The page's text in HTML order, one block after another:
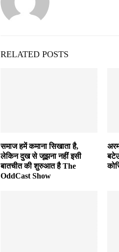
RELATED POSTS
समाज हमें कमाना सिखाता है,
लेकिन दुख से जूझना नहीं इसी
बातचीत की शुरुआत है The
OddCast Show